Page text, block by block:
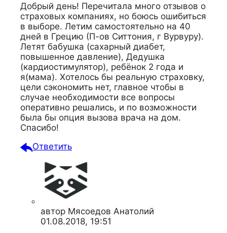
Добрый день! Перечитала много отзывов о
страховых компаниях, но боюсь ошибиться
в выборе. Летим самостоятельно на 40
дней в Грецию (П-ов Ситтония, г Вурвуру).
Летят бабушка (сахарный диабет,
повышенное давление), Дедушка
(кардиостимулятор), ребёнок 2 года и
я(мама). Хотелось бы реальную страховку,
цели сэкономить нет, главное чтобы в
случае необходимости все вопросы
оперативно решались, и по возможности
была бы опция вызова врача на дом.
Спасибо!
Ответить
автор Мясоедов Анатолий
01.08.2018, 19:51